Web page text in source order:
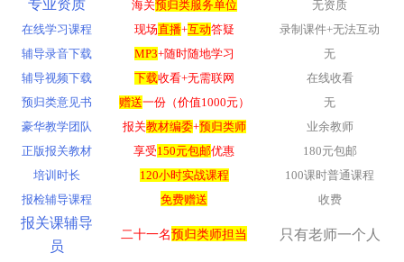
专业资质 海关预归类服务单位
无资质
在线学习课程
现场直播+互动答疑
录制课件+无法互动
辅导录音下载
MP3+随时随地学习
无
辅导视频下载
下载收看+无需联网
在线收看
预归类意见书
赠送一份（价值1000元）
无
豪华教学团队
报关教材编委+预归类师
业余教师
正版报关教材
享受150元包邮优惠
180元包邮
培训时长
120小时实战课程
100课时普通课程
报检辅导课程
免费赠送 收费
报关课辅导
员
二十一名预归类师担当 只有老师一个人